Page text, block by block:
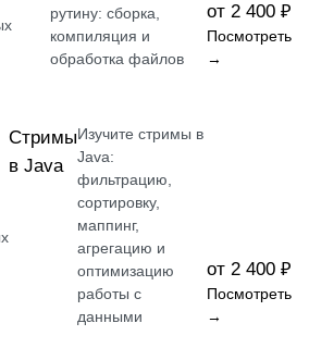
рутину: сборка,
компиляция и
обработка файлов
от 2 400 ₽
Посмотреть
→
Стримы
в Java
Изучите стримы в
Java:
фильтрацию,
сортировку,
маппинг,
агрегацию и
оптимизацию
работы с
данными
от 2 400 ₽
Посмотреть
→